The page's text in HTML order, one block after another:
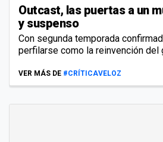
Outcast, las puertas a un
y suspenso
Con segunda temporada
perfilarse como la reinvención del
VER MÁS DE #CRÍTICAVELOZ